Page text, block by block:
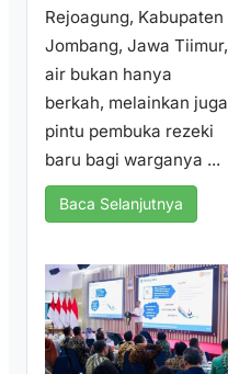
Rejoagung, Kabupaten
Jombang, Jawa Tiimur,
air bukan hanya
berkah, melainkan juga
pintu pembuka rezeki
baru bagi warganya ...
Baca Selanjutnya